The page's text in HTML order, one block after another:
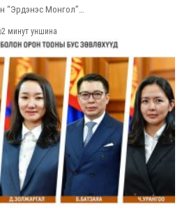
“Эрдэнэс Монгол”…
2 минут уншина